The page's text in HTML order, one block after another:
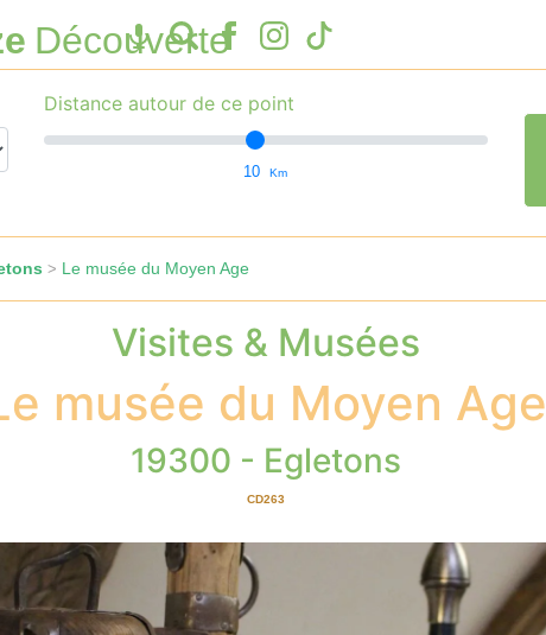
Découverte
Distance autour de ce point
10 Km
> Le musée du Moyen Age
Visites & Musées
musée du Moyen Age
19300 - Egletons
CD263